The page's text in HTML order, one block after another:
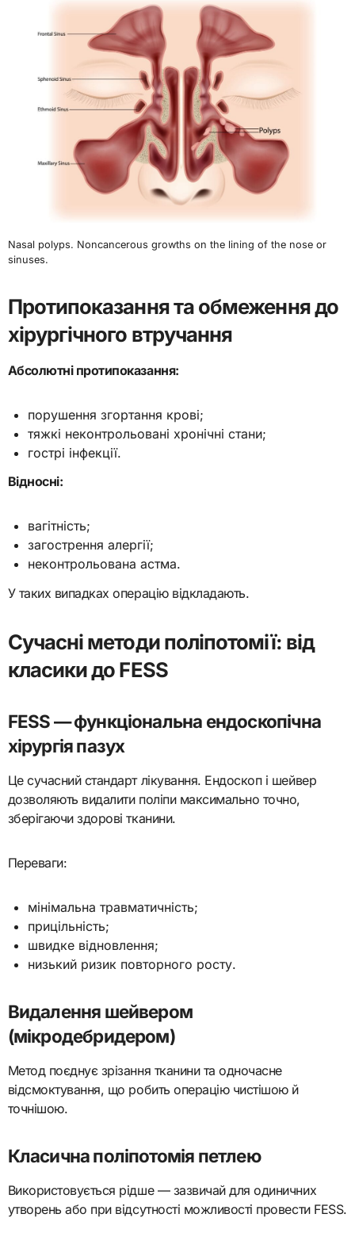
Nasal polyps. Noncancerous growths on the lining of the nose or
sinuses.
Протипоказання та обмеження до
хірургічного втручання
Абсолютні протипоказання:
порушення згортання крові;
тяжкі неконтрольовані хронічні стани;
гострі інфекції.
Відносні:
вагітність;
загострення алергії;
неконтрольована астма.
У таких випадках операцію відкладають.
Сучасні методи поліпотомії: від
класики до FESS
FESS — функціональна ендоскопічна
хірургія пазух
Це сучасний стандарт лікування. Ендоскоп і шейвер
дозволяють видалити поліпи максимально точно,
зберігаючи здорові тканини.
Переваги:
мінімальна травматичність;
прицільність;
швидке відновлення;
низький ризик повторного росту.
Видалення шейвером
(мікродебридером)
Метод поєднує зрізання тканини та одночасне
відсмоктування, що робить операцію чистішою й
точнішою.
Класична поліпотомія петлею
Використовується рідше — зазвичай для одиничних
утворень або при відсутності можливості провести FESS.